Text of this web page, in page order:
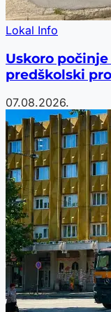
Lokal Info
Uskoro
predškolski
07.08.2026.